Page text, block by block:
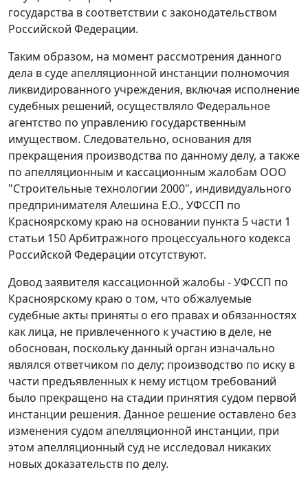
государства в соответствии с законодательством
Российской Федерации.
Таким образом, на момент рассмотрения данного
дела в суде апелляционной инстанции полномочия
ликвидированного учреждения, включая исполнение
судебных решений, осуществляло Федеральное
агентство по управлению государственным
имуществом. Следовательно, основания для
прекращения производства по данному делу, а также
по апелляционным и кассационным жалобам ООО
"Строительные технологии 2000", индивидуального
предпринимателя Алешина Е.О., УФССП по
Красноярскому краю на основании пункта 5 части 1
статьи 150Арбитражного процессуального кодекса
Российской Федерации отсутствуют.
Довод заявителя кассационной жалобы - УФССП по
Красноярскому краю о том, что обжалуемые
судебные акты приняты о его правах и обязанностях
как лица, не привлеченного к участию в деле, не
обоснован, поскольку данный орган изначально
являлся ответчиком по делу; производство по иску в
части предъявленных к нему истцом требований
было прекращено на стадии принятия судом первой
инстанции решения. Данное решение оставлено без
изменения судом апелляционной инстанции, при
этом апелляционный суд не исследовал никаких
новых доказательств по делу.